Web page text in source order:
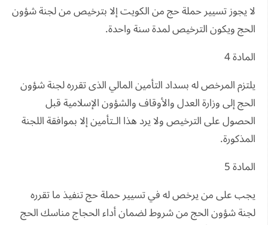
لا يجوز تسيير حملة حج من الكويت إلا بترخيص من لجنة شؤون
الحج ويكون الترخيص لمدة سنة واحدة.
المادة 4
يلتزم المرخص له بسداد التأمين المالي الذى تقرره لجنة شؤون
الحج إلى وزارة العدل والأوقاف والشؤون الإسلامية قبل
الحصول على الترخيص ولا يرد هذا الـتأمين إلا بموافقة اللجنة
المذكورة.
المادة 5
يجب على من يرخص له في تسيير حملة حج تنفيذ ما تقرره
لجنة شؤون الحج من شروط لضمان أداء الحجاج مناسك الحج